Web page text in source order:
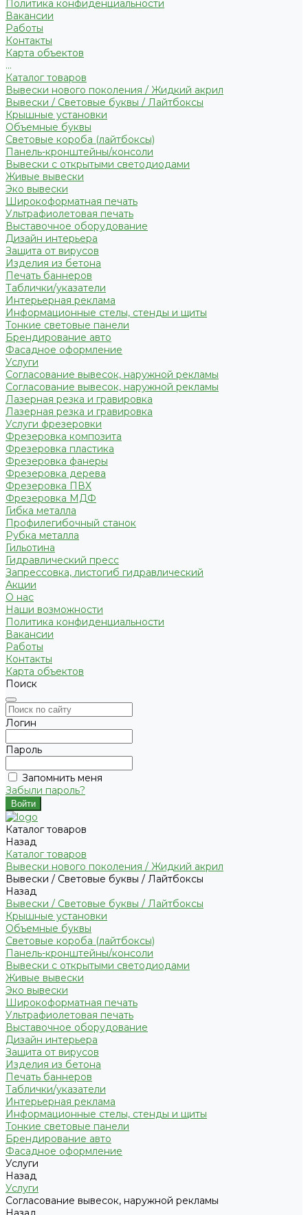
Политика конфиденциальности
Вакансии
Работы
Контакты
Карта объектов
...
Каталог товаров
Вывески нового поколения / Жидкий акрил
Вывески / Световые буквы / Лайтбоксы
Крышные установки
Объемные буквы
Световые короба (лайтбоксы)
Панель-кронштейны/консоли
Вывески с открытыми светодиодами
Живые вывески
Эко вывески
Широкоформатная печать
Ультрафиолетовая печать
Выставочное оборудование
Дизайн интерьера
Защита от вирусов
Изделия из бетона
Печать баннеров
Таблички/указатели
Интерьерная реклама
Информационные стелы, стенды и щиты
Тонкие световые панели
Брендирование авто
Фасадное оформление
Услуги
Согласование вывесок, наружной рекламы
Согласование вывесок, наружной рекламы
Лазерная резка и гравировка
Лазерная резка и гравировка
Услуги фрезеровки
Фрезеровка композита
Фрезеровка пластика
Фрезеровка фанеры
Фрезеровка дерева
Фрезеровка ПВХ
Фрезеровка МДФ
Гибка металла
Профилегибочный станок
Рубка металла
Гильотина
Гидравлический пресс
Запрессовка, листогиб гидравлический
Акции
О нас
Наши возможности
Политика конфиденциальности
Вакансии
Работы
Контакты
Карта объектов
Поиск
Логин
Пароль
Запомнить меня
Забыли пароль?
Каталог товаров
Назад
Каталог товаров
Вывески нового поколения / Жидкий акрил
Вывески / Световые буквы / Лайтбоксы
Назад
Вывески / Световые буквы / Лайтбоксы
Крышные установки
Объемные буквы
Световые короба (лайтбоксы)
Панель-кронштейны/консоли
Вывески с открытыми светодиодами
Живые вывески
Эко вывески
Широкоформатная печать
Ультрафиолетовая печать
Выставочное оборудование
Дизайн интерьера
Защита от вирусов
Изделия из бетона
Печать баннеров
Таблички/указатели
Интерьерная реклама
Информационные стелы, стенды и щиты
Тонкие световые панели
Брендирование авто
Фасадное оформление
Услуги
Назад
Услуги
Согласование вывесок, наружной рекламы